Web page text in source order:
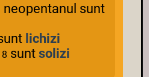
neopentanul sunt
lichizi
sunt solizi